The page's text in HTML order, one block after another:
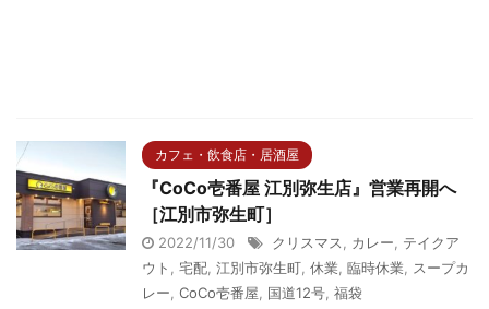
カフェ・飲食店・居酒屋
『CoCo壱番屋 江別弥生店』営業再開へ
［江別市弥生町］
2022/11/30 クリスマス, カレー, テイクア
ウト , 宅配, 江別市弥生町, 休業, 臨時休業, スープカ
レー, CoCo壱番屋, 国道12号, 福袋